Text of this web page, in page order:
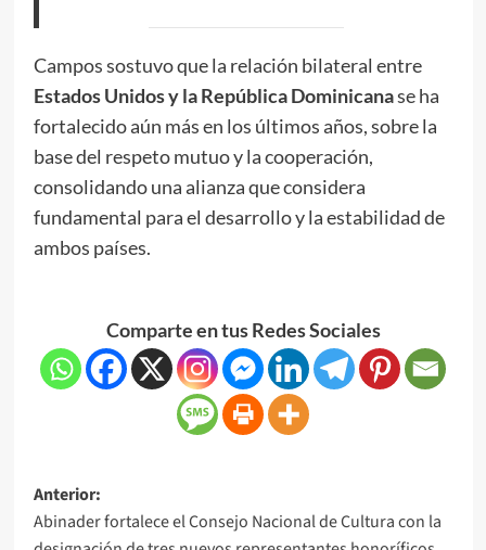
Campos sostuvo que la relación bilateral entre
Estados Unidos y la República Dominicanase ha
fortalecido aún más en los últimos años, sobre la
base del respeto mutuo y la cooperación,
consolidando una alianza que considera
fundamental para el desarrollo y la estabilidad de
ambos países.
Comparte en tus Redes Sociales
Anterior:
Abinader fortalece el Consejo Nacional de Cultura con la